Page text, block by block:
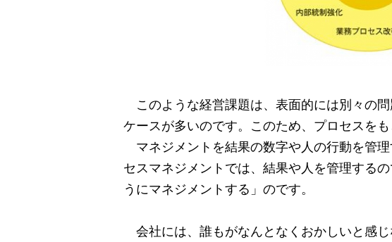
このような経営課題は、表面的には別々の
ケースが多いのです。このため、プロセスを
マネジメントを結果の数字や人の行動を管
セスマネジメントでは、結果や人を管理する
うにマネジメントする」のです。
会社には、誰もがなんとなくおかしいと感